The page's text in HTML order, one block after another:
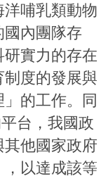
哺乳類動物
內團隊存
實力的存在
度的發展與
的工作。同
台，我國政
他國家政府
以達成該等